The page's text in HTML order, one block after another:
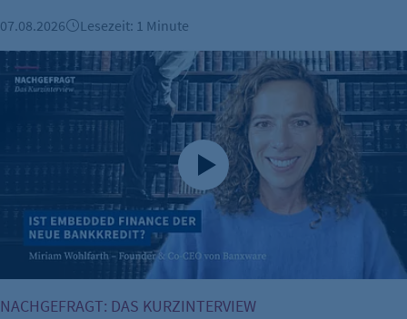
07.08.2026 Lesezeit: 1 Minute
Finanzierung in 24 Stunden? Miriam Wohlfarth erklärt
NACHGEFRAGT: DAS KURZINTERVIEW